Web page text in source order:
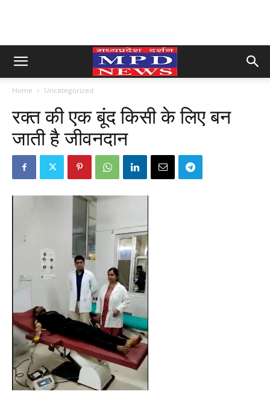
Home Uncategorized
रक्त की एक बूंद किसी के लिए बन
जाती है जीवनदान